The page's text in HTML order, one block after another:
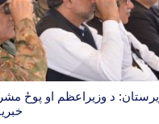
د وزیراعظم او پوځ